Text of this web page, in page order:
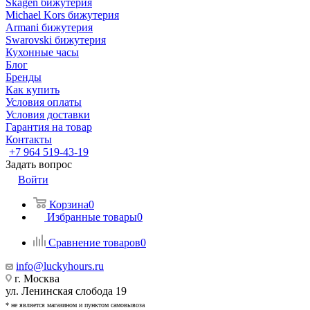
Skagen бижутерия
Michael Kors бижутерия
Armani бижутерия
Swarovski бижутерия
Кухонные часы
Блог
Бренды
Как купить
Условия оплаты
Условия доставки
Гарантия на товар
Контакты
+7 964 519-43-19
Задать вопрос
Войти
Корзина0
Избранные товары0
Сравнение товаров0
info@luckyhours.ru
г. Москва
ул. Ленинская слобода 19
* не является магазином и пунктом самовывоза